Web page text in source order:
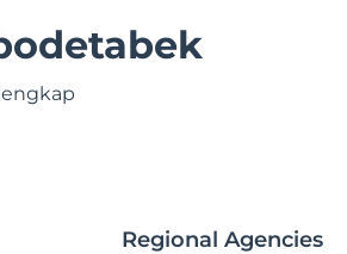
Regional Agencies